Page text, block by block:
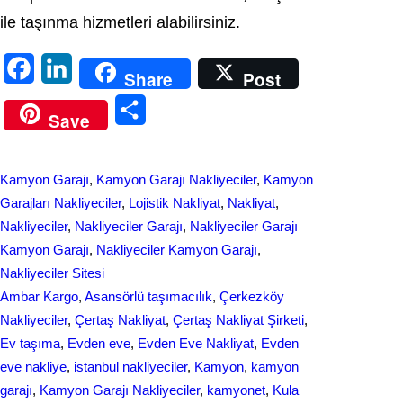
ile taşınma hizmetleri alabilirsiniz.
a
c
o
o
k
i
n
d
I
n
Share
Post
Save
r
e
Kamyon Garajı, Kamyon Garajı Nakliyeciler, Kamyon
Garajları Nakliyeciler, Lojistik Nakliyat, Nakliyat
Nakliyeciler, Nakliyeciler Garajı, Nakliyeciler Garajı
Kamyon Garajı, Nakliyeciler Kamyon Garajı
Nakliyeciler Sitesi
Ambar Kargo, Asansörlü taşımacılık, Çerkezköy
Nakliyeciler, Çertaş Nakliyat, Çertaş Nakliyat Şirketi
Ev taşıma, Evden eve, Evden Eve Nakliyat, Evden
eve nakliye, istanbul nakliyeciler, Kamyon, kamyon
garajı, Kamyon Garajı Nakliyeciler, kamyonet, Kula